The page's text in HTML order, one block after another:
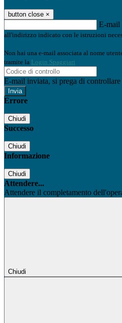
button close ×
E-mail
all'indirizzo indicato con le istruzioni
Non hai una e-mail associata al nome
tramite la Login Spaggiari
E-mail inviata, si prega di
Errore
Chiudi
Successo
Chiudi
Informazione
Chiudi
Attendere...
Attendere il completamento
Chiudi